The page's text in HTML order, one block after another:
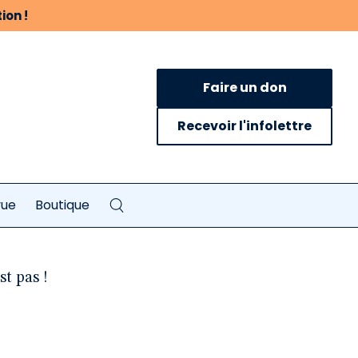
!
Faire un don
Recevoir l'infolettre
Boutique
pas !